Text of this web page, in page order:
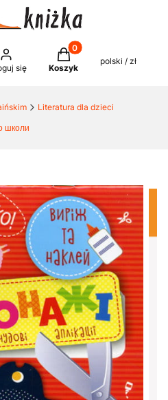
się
Produkty w koszyku:
Koszyk
polski / zł
Literatura dla dzieci
школи